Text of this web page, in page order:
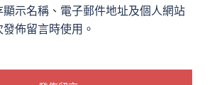
顯示名稱、電子郵件地址及個人網站
佈留言時使用。